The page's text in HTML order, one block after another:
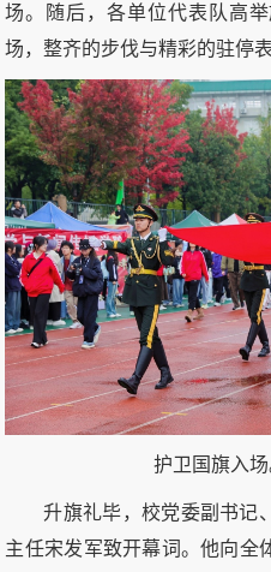
场。随后，各单位代表队高
场，整齐的步伐与精彩的驻停
护卫国旗入场
升旗礼毕，校党委副书记
主任宋发军致开幕词。他向全